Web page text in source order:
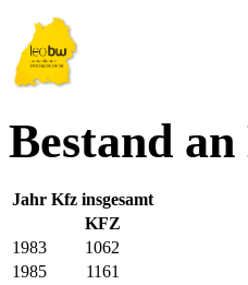
Bestand
Jahr Kfz insgesamt
KFZ
1983
1062
1985
1161